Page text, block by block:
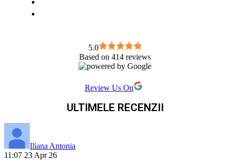
5.0
Based on 414 reviews
Review Us On
ULTIMELE RECENZII
Iliana Antonia
11:07 23 Apr 26